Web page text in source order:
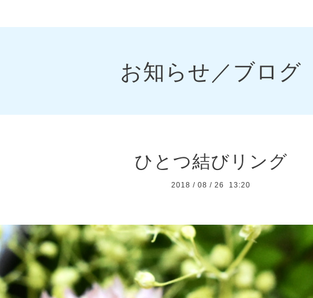
お知らせ／ブログ
ひとつ結びリング
2018 / 08 / 26 13:20